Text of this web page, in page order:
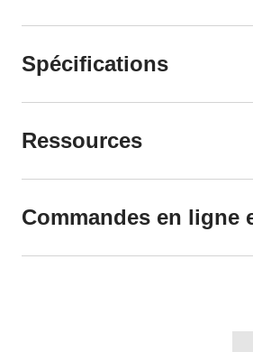
Spécifications
Ressources
Commandes en ligne